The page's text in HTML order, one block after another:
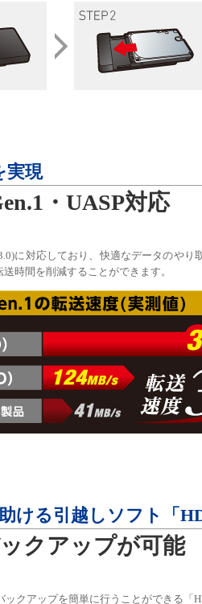
実現
・UASP対応
3.0)に対応しており、快適なデータのや
時間を削減することができます。
ける引越しソフト「
クアップが可能
ックアップを簡単に行うことができる